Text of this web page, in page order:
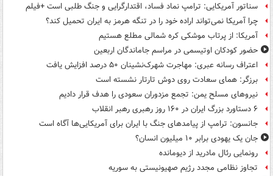
سناتور آمریکایی: ترامپ نماد فساد، اقتدارگرایی و جنگ طلبی است +فیلم
چرا آمریکا نمی‌تواند اراده خود را در تنگه هرمز به ایران تحمیل کند؟
آمریکا: از پرتاب موشکی کره شمالی مطلع هستیم
حضور کودکان اوتیسمی در مراسم جاماندگان اربعین
اعتراف رسانه عبری: مهاجرت شهرک‌نشینان ۵۰ درصد افزایش یافت
برزگر: همای سعادت روی دوش تارتار نشسته است
نیروهای مسلح یمن: تجمع مزدوران سعودی را هدف قرار دادیم
۶ دستاورد بزرگ ایران در ۱۶۰ روز رهبری رهبر انقلاب
جانسون: ترامپ از پیامدهای جنگ با ایران برای آمریکایی‌ها آگاه است
جان یک یهودی برابر ۱۰ میلیون انسان؟
رونمایی رئال مادرید از دیومانده
تجاوز نظامی مجدد رژیم صهیونیستی به سوریه